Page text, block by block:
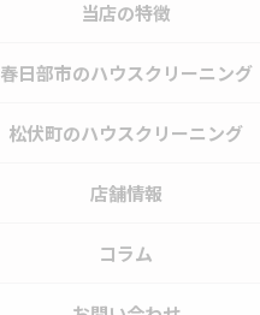
当店の特徴
春日部市のハウスクリーニング
松伏町のハウスクリーニング
店舗情報
コラム